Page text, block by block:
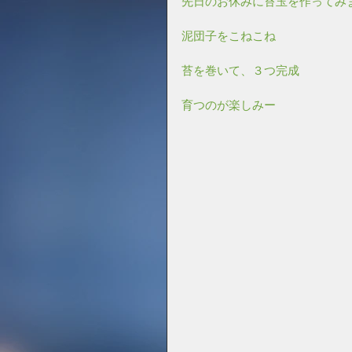
泥団子をこねこね
苔を巻いて、３つ完成
育つのが楽しみー